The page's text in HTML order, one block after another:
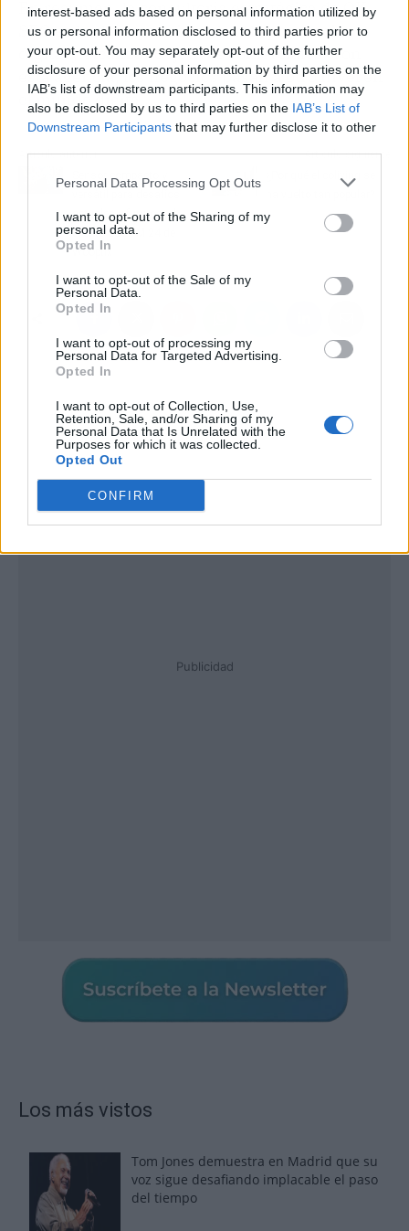
interest-based ads based on personal information utilized by
us or personal information disclosed to third parties prior to
your opt-out. You may separately opt-out of the further
disclosure of your personal information by third parties on the
IAB’s list of downstream participants. This information may
also be disclosed by us to third parties on the IAB’s List of
Downstream Participants that may further disclose it to other
Personal Data Processing Opt Outs
I want to opt-out of the Sharing of my
personal data.
Opted In
I want to opt-out of the Sale of my
Personal Data.
Opted In
I want to opt-out of processing my
Personal Data for Targeted Advertising.
Opted In
I want to opt-out of Collection, Use,
Retention, Sale, and/or Sharing of my
Personal Data that Is Unrelated with the
Purposes for which it was collected.
Opted Out
CONFIRM
En resumen, la consultoría estratégica de OK
SEO es la clave para impulsar la presencia
digital y alcanzar objetivos comerciales. Con
esta agencia, los negocios pasan a otro nivel en
el mundo digital.
Artículo anterior
Sensor compacto y
actuales y futuros, el
evento ESODM 24 de
Wooptix
Artículo siguiente
¿Por qué el coliving se
Publicidad
Los más vistos
Tom Jones demuestra en Madrid que su
voz sigue desafiando implacable el paso
del tiempo